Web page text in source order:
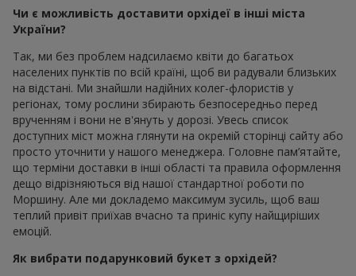
Чи є можливість доставити орхідеї в інші міста
України?
Так, ми без проблем надсилаємо квіти до багатьох
населених пунктів по всій країні, щоб ви радували близьких
на відстані. Ми знайшли надійних колег-флористів у
регіонах, тому рослини збирають безпосередньо перед
врученням і вони не в'януть у дорозі. Увесь список
доступних міст можна глянути на окремій сторінці сайту або
просто уточнити у нашого менеджера. Головне пам’ятайте,
що терміни доставки в інші області та правила оформлення
дещо відрізняються від нашої стандартної роботи по
Моршину. Але ми докладемо максимум зусиль, щоб ваш
теплий привіт приїхав вчасно та приніс купу найщиріших
емоцій.
Як вибрати подарунковий букет з орхідей?